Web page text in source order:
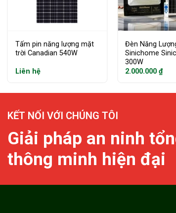
Tấm pin năng lượng mặt
trời Canadian 540W
Liên hệ
Đèn Năng
Sinichome
300W
2.000.000₫
KẾT NỐI VỚI CHÚNG TÔI
Giải pháp an ninh
thông minh hiện đại